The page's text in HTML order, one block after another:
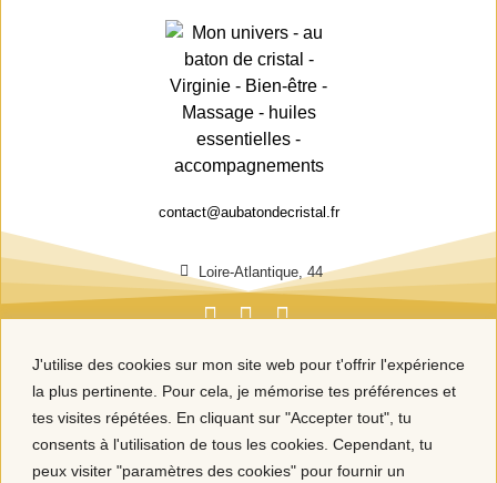
J'utilise des cookies sur mon site web pour t'offrir l'expérience
la plus pertinente. Pour cela, je mémorise tes préférences et
tes visites répétées. En cliquant sur "Accepter tout", tu
consents à l'utilisation de tous les cookies. Cependant, tu
peux visiter "paramètres des cookies" pour fournir un
contact@aubatondecristal.fr
Loire-Atlantique, 44